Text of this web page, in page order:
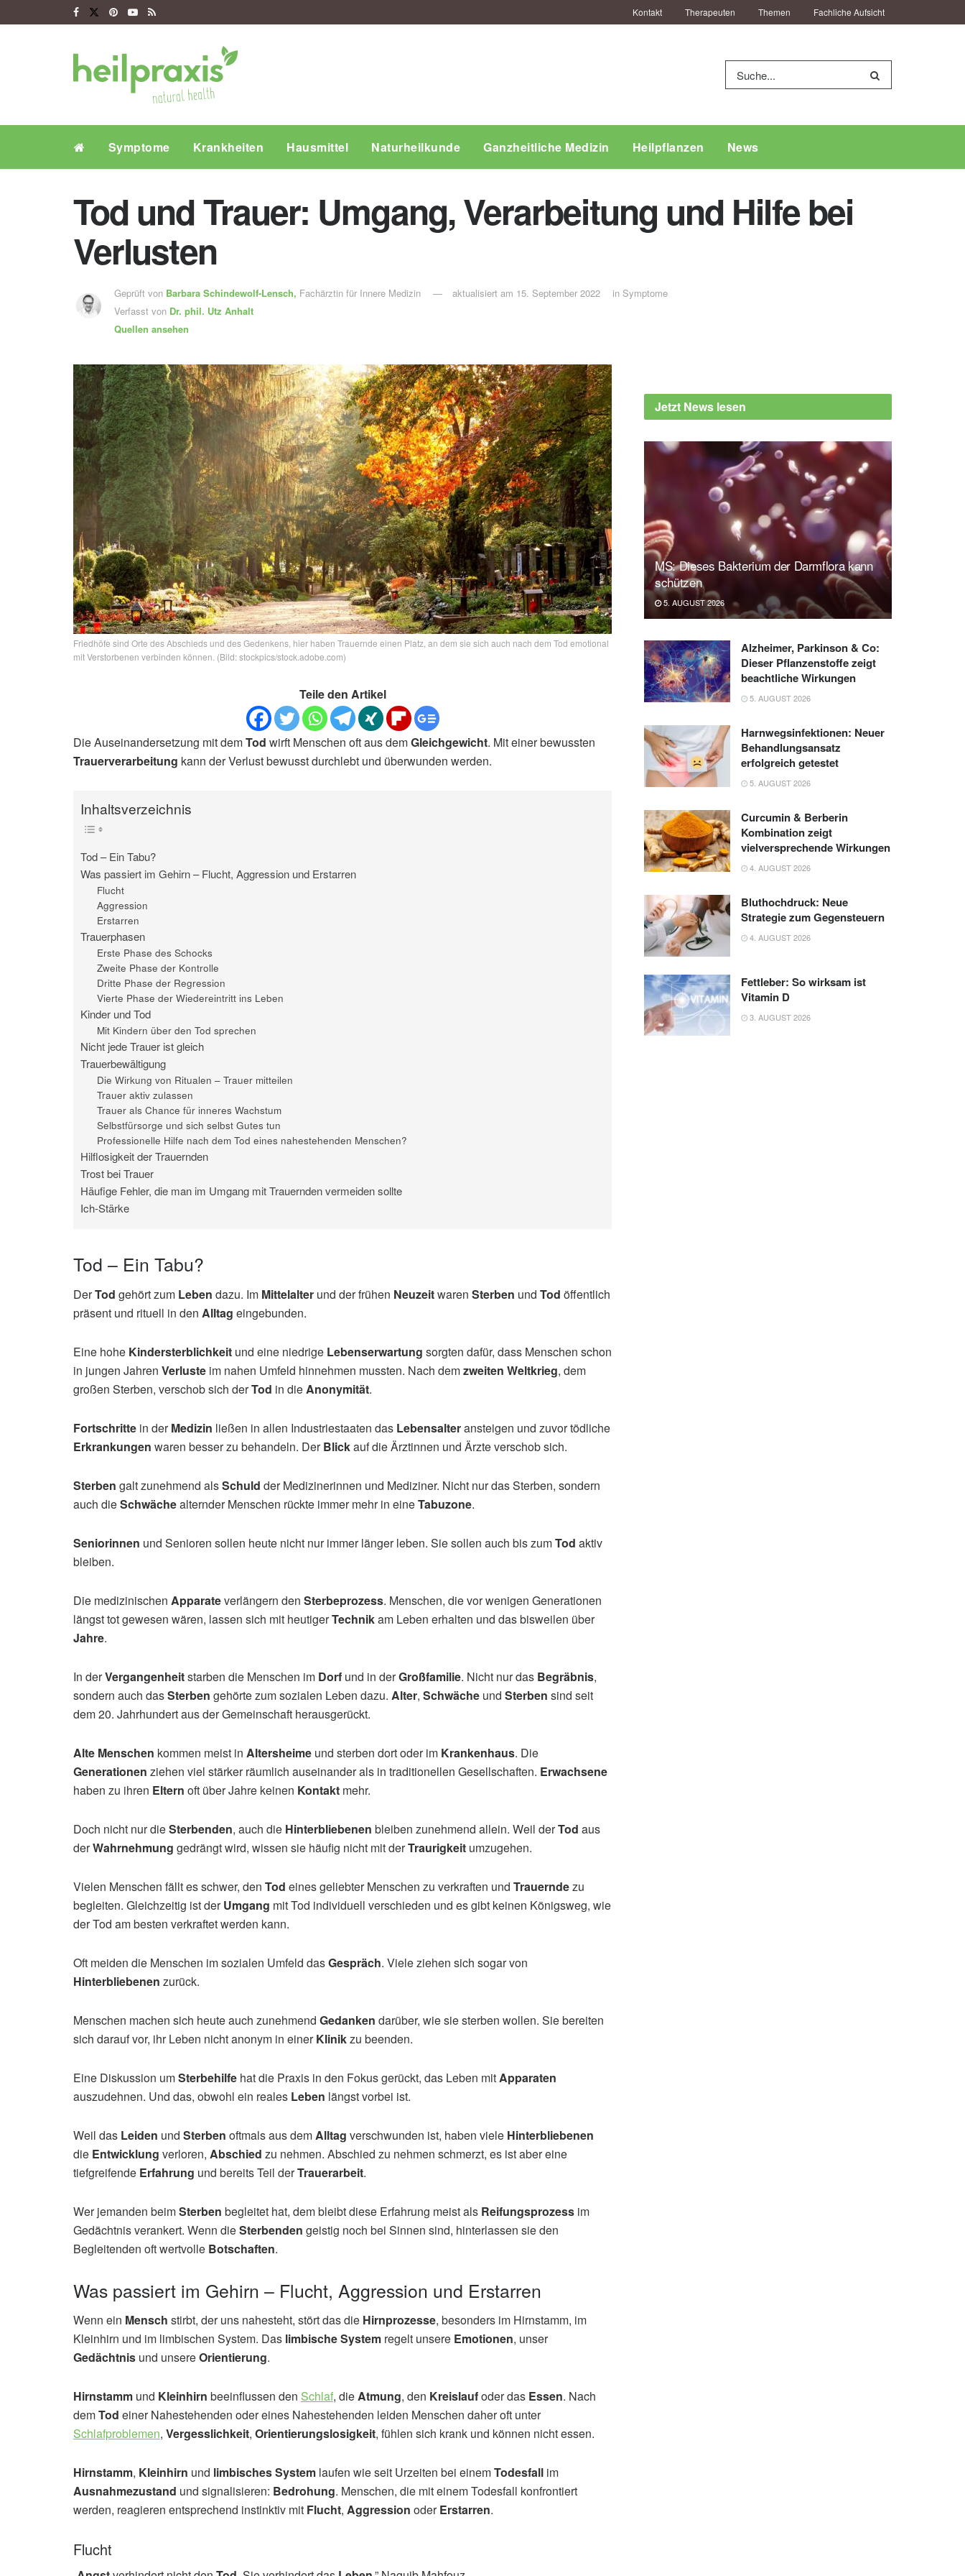
Kontakt Therapeuten Themen Fachliche Aufsicht
Symptome Krankheiten Hausmittel Naturheilkunde Ganzheitliche Medizin Heilpflanzen News
Tod und Trauer: Umgang, Verarbeitung und Hilfe bei
Verlusten
Geprüft von Barbara Schindewolf-Lensch, Fachärztin für Innere Medizin
Verfasst von Dr. phil. Utz Anhalt
Quellen ansehen
aktualisiert am 15. September 2022 in Symptome
Friedhöfe sind Orte des Abschieds und des Gedenkens, hier haben Trauernde einen Platz, an dem sie sich auch nach dem Tod emotional
mit Verstorbenen verbinden können. (Bild: stockpics/stock.adobe.com)
Teile den Artikel
Die Auseinandersetzung mit demTod wirft Menschen oft aus demGleichgewicht. Mit einer bewussten
Trauerverarbeitung kann der Verlust bewusst durchlebt und überwunden werden.
Inhaltsverzeichnis
Tod – Ein Tabu?
Was passiert im Gehirn – Flucht, Aggression und Erstarren
Flucht
Aggression
Erstarren
Trauerphasen
Erste Phase des Schocks
Zweite Phase der Kontrolle
Dritte Phase der Regression
Vierte Phase der Wiedereintritt ins Leben
Kinder und Tod
Mit Kindern über den Tod sprechen
Nicht jede Trauer ist gleich
Trauerbewältigung
Die Wirkung von Ritualen – Trauer mitteilen
Trauer aktiv zulassen
Trauer als Chance für inneres Wachstum
Selbstfürsorge und sich selbst Gutes tun
Professionelle Hilfe nach dem Tod eines nahestehenden Menschen?
Hilflosigkeit der Trauernden
Trost bei Trauer
Häufige Fehler, die man im Umgang mit Trauernden vermeiden sollte
Ich-Stärke
Tod – Ein Tabu?
DerTod gehört zum Leben dazu. Im Mittelalter und der frühen Neuzeitwaren Sterben und Tod öffentlich
präsent und rituell in den Alltag eingebunden.
Eine hohe Kindersterblichkeit und eine niedrige Lebenserwartung sorgten dafür, dass Menschen schon
in jungen Jahren Verluste im nahen Umfeld hinnehmen mussten. Nach demzweiten Weltkrieg, dem
großen Sterben, verschob sich derTod in dieAnonymität.
Fortschritte in derMedizin ließen in allen Industriestaaten das Lebensalteransteigen und zuvor tödliche
Erkrankungen waren besser zu behandeln. DerBlickauf die Ärztinnen und Ärzte verschob sich.
Sterben galt zunehmend alsSchuld der Medizinerinnen und Mediziner. Nicht nur das Sterben, sondern
auch dieSchwächealternder Menschen rückte immer mehr in eineTabuzone.
Seniorinnen und Senioren sollen heute nicht nur immer länger leben. Sie sollen auch bis zumTod aktiv
bleiben.
Die medizinischen Apparateverlängern den Sterbeprozess. Menschen, die vor wenigen Generationen
längst tot gewesen wären, lassen sich mit heutigerTechnikam Leben erhalten und das bisweilen über
Jahre.
In derVergangenheitstarben die Menschen im Dorf und in derGroßfamilie. Nicht nur das Begräbnis,
sondern auch dasSterben gehörte zum sozialen Leben dazu. Alter, Schwäche und Sterben sind seit
dem 20. Jahrhundert aus der Gemeinschaft herausgerückt.
Alte Menschen kommen meist in Altersheime und sterben dort oder im Krankenhaus. Die
Generationen ziehen viel stärker räumlich auseinander als in traditionellen Gesellschaften. Erwachsene
haben zu ihren Eltern oft über Jahre keinen Kontakt mehr.
Doch nicht nur dieSterbenden, auch die Hinterbliebenen bleiben zunehmend allein. Weil derTod aus
derWahrnehmung gedrängt wird, wissen sie häufig nicht mit derTraurigkeit umzugehen.
Vielen Menschen fällt es schwer, den Tod eines geliebter Menschen zu verkraften und Trauerndezu
begleiten. Gleichzeitig ist derUmgang mit Tod individuell verschieden und es gibt keinen Königsweg, wie
der Tod am besten verkraftet werden kann.
Oft meiden die Menschen im sozialen Umfeld dasGespräch. Viele ziehen sich sogar von
Hinterbliebenen zurück.
Menschen machen sich heute auch zunehmend Gedanken darüber, wie sie sterben wollen. Sie bereiten
sich darauf vor, ihr Leben nicht anonym in einerKlinikzu beenden.
Eine Diskussion umSterbehilfe hat die Praxis in den Fokus gerückt, das Leben mitApparaten
auszudehnen. Und das, obwohl ein reales Leben längst vorbei ist.
Weil das Leiden und Sterben oftmals aus demAlltag verschwunden ist, haben viele Hinterbliebenen
die Entwicklung verloren, Abschied zu nehmen. Abschied zu nehmen schmerzt, es ist aber eine
tiefgreifende Erfahrung und bereits Teil derTrauerarbeit.
Wer jemanden beimSterben begleitet hat, dem bleibt diese Erfahrung meist als Reifungsprozess im
Gedächtnis verankert. Wenn dieSterbenden geistig noch bei Sinnen sind, hinterlassen sie den
Begleitenden oft wertvolle Botschaften.
Was passiert im Gehirn – Flucht, Aggression und Erstarren
Wenn ein Mensch stirbt, der uns nahesteht, stört das die Hirnprozesse, besonders im Hirnstamm, im
Kleinhirn und im limbischen System. Das limbische System regelt unsere Emotionen, unser
Gedächtnis und unsereOrientierung.
Hirnstamm und Kleinhirn beeinflussen den Schlaf, dieAtmung, den Kreislaufoder das Essen. Nach
demTod einer Nahestehenden oder eines Nahestehenden leiden Menschen daher oft unter
Schlafproblemen, Vergesslichkeit, Orientierungslosigkeit, fühlen sich krank und können nicht essen.
Hirnstamm, Kleinhirn und limbisches System laufen wie seit Urzeiten bei einemTodesfall im
Ausnahmezustand und signalisieren: Bedrohung. Menschen, die mit einem Todesfall konfrontiert
werden, reagieren entsprechend instinktiv mit Flucht, Aggression oderErstarren.
Flucht
Jetzt News lesen
MS: Dieses Bakterium der Darmflora kann
schützen
5. AUGUST 2026
Alzheimer, Parkinson & Co:
Dieser Pflanzenstoffe zeigt
beachtliche Wirkungen
5. AUGUST 2026
Harnwegsinfektionen: Neuer
Behandlungsansatz
erfolgreich getestet
5. AUGUST 2026
Curcumin & Berberin
Kombination zeigt
vielversprechende Wirkungen
4. AUGUST 2026
Bluthochdruck: Neue
Strategie zum Gegensteuern
4. AUGUST 2026
Fettleber: So wirksam ist
Vitamin D
3. AUGUST 2026